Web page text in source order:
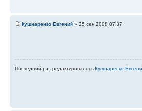
Кушнаренко Евгений » 25 сен 2008 07:37
Последний раз редактировалось Кушнаренко